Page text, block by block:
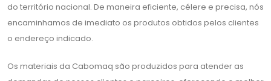
do território nacional. De maneira eficiente, célere e precisa, nós
encaminhamos de imediato os produtos obtidos pelos clientes
o endereço indicado.
Os materiais da Cabomaq são produzidos para atender as